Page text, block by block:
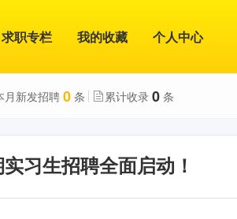
求职专栏 我的收藏 个人中心
月新发招聘 0 条 累计收录 0 条
习生招聘全面启动！